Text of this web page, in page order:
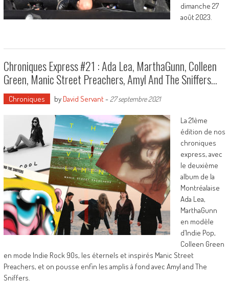
dimanche 27
août 2023.
Chroniques Express #21 : Ada Lea, MarthaGunn, Colleen
Green, Manic Street Preachers, Amyl And The Sniffers…
Chroniques by David Servant- 27 septembre 2021
La 21ème
édition de nos
chroniques
express, avec
le deuxième
album de la
Montréalaise
Ada Lea,
MarthaGunn
en modèle
d’Indie Pop,
Colleen Green
en mode Indie Rock 90s, les éternels et inspirés Manic Street
Preachers, et on pousse enfin les amplis à fond avec Amyl and The
Sniffers.